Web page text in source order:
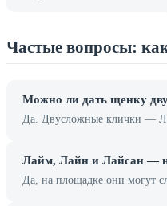
Частые вопросы:
Можно ли дать щенку
Да. Двусложные клички —
Лайм, Лайн и Лайсан —
Да, на площадке они могут